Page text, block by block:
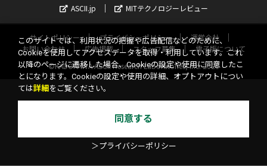
ASCII.jp
MITテクノロジーレビュー
サイトポリシー プライバシーポリシー
運営会社
お問い合わせ
広告掲載 スタッフ募集
電子版について
©KADOKAWA ASCII Research Laboratories, Inc. 2026
このサイトでは、利用状況の把握や広告配信などのために、
Cookieを使用してアクセスデータを取得・利用しています。これ
以降のページに遷移した場合、Cookieの設定や使用に同意したこ
とになります。Cookieの設定や使用の詳細、オプトアウトについ
ては詳細 をご覧ください。
同意する
＞プライバシーポリシー